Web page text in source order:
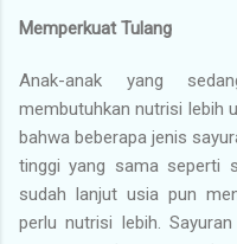
Memperkuat Tulang
Anak-anak yang
membutuhkan nutrisi lebih
bahwa beberapa jenis
tinggi yang sama seperti
sudah lanjut usia pun
perlu nutrisi lebih.